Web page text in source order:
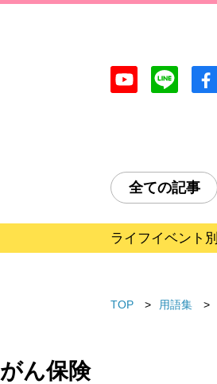
全ての記事
ライフイベント別
TOP 用語集
がん保険